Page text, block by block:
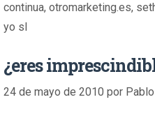
continua, otromarketing.es,
yo sl
¿eres
24 de mayo de 2010 por